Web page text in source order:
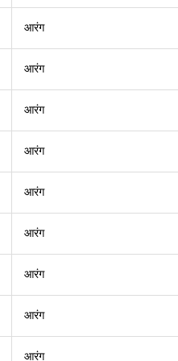
आरंग
आरंग
आरंग
आरंग
आरंग
आरंग
आरंग
आरंग
आरंग